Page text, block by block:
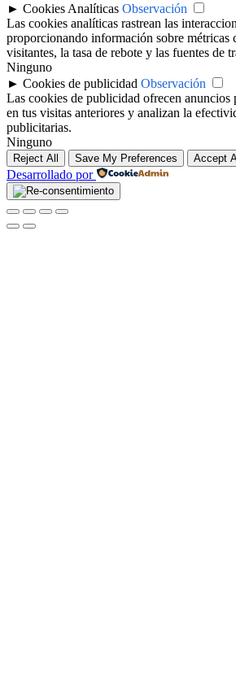
► Cookies Analíticas Observación
Las cookies analíticas rastrean las
proporcionando información sobre métricas
visitantes, la tasa de rebote y las fuentes de
Ninguno
► Cookies de publicidad Observación
Las cookies de publicidad ofrecen anuncios
en tus visitas anteriores y analizan la
publicitarias.
Ninguno
Reject All Save My Preferences Accept
Desarrollado por